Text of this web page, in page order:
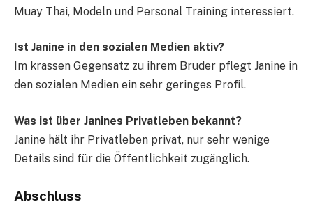
Muay Thai, Modeln und Personal Training interessiert.
Ist Janine in den sozialen Medien aktiv?
Im krassen Gegensatz zu ihrem Bruder pflegt Janine in
den sozialen Medien ein sehr geringes Profil.
Was ist über Janines Privatleben bekannt?
Janine hält ihr Privatleben privat, nur sehr wenige
Details sind für die Öffentlichkeit zugänglich.
Abschluss